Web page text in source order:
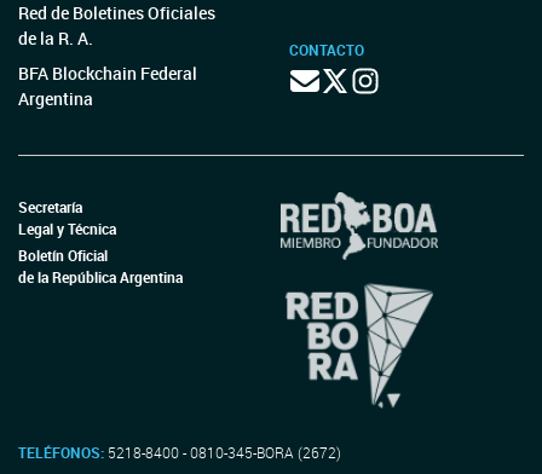
Red de Boletines Oficiales
de la R. A.
BFA Blockchain Federal
Argentina
CONTACTO
Secretaría
Legal y Técnica
Boletín Oficial
de la República Argentina
TELÉFONOS: 5218-8400 - 0810-345-BORA (2672)